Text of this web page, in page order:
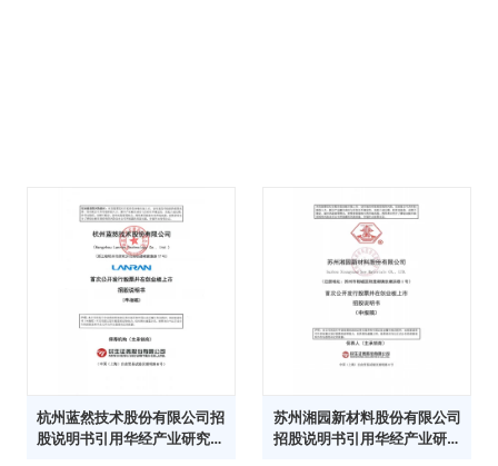
杭州蓝然技术股份有限公司招
股说明书引用华经产业研究院
苏州湘园新材料股份有限公司
招股说明书引用华经产业研究